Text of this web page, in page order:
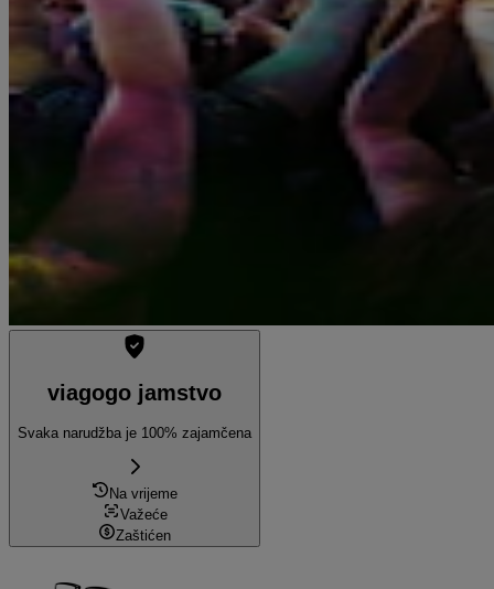
viagogo jamstvo
Svaka narudžba je 100% zajamčena
Na vrijeme
Važeće
Zaštićen